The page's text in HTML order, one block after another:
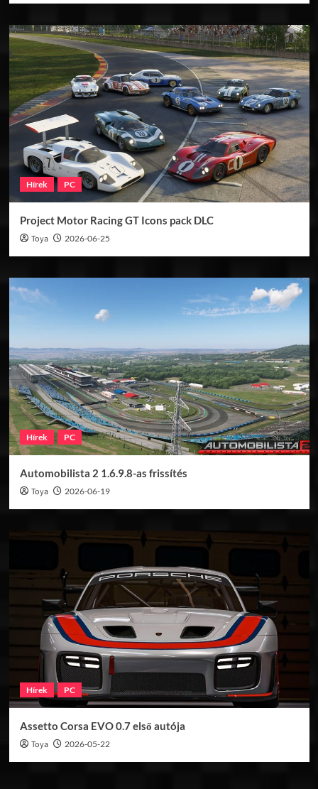
Hírek PC
Project Motor Racing GT Icons pack DLC
Toya 2026-06-25
Hírek PC
Automobilista 2 1.6.9.8-as frissítés
Toya 2026-06-19
Hírek PC
Assetto Corsa EVO 0.7 első autója
Toya 2026-05-22